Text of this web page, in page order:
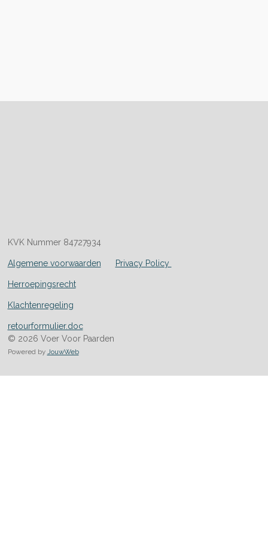
KVK Nummer 84727934
Algemene voorwaarden Privacy Policy
Herroepingsrecht
Klachtenregeling
retourformulier.doc
© 2026 Voer Voor Paarden
Powered by JouwWeb